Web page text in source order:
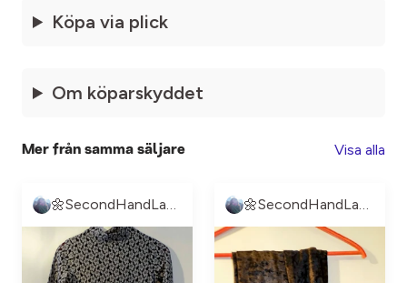
Köpa via plick
Om köparskyddet
Mer från samma säljare Visa alla
🌼SecondHandLand🌼 🌼SecondHandLand🌼